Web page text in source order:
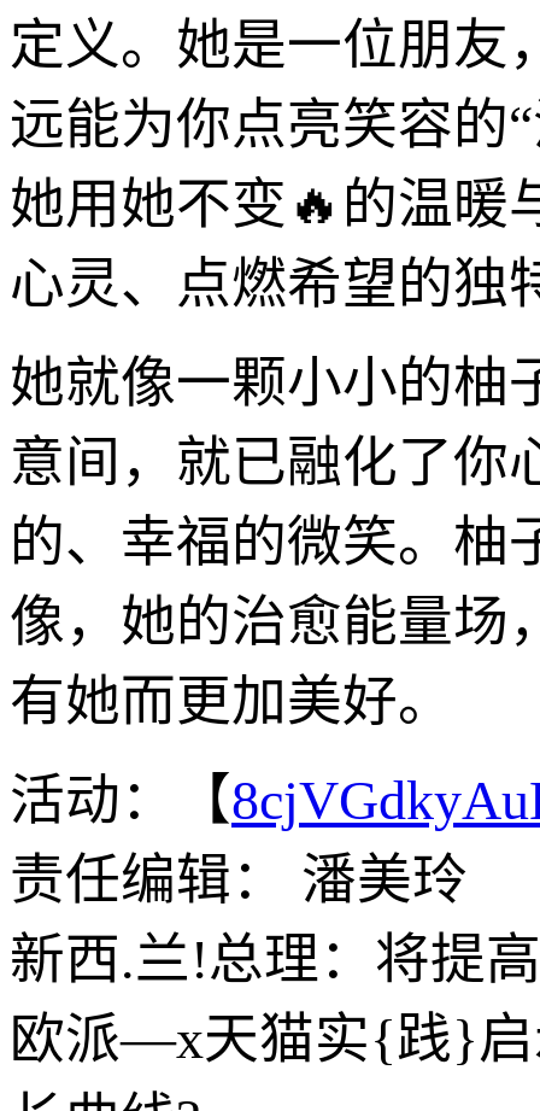
定义。她是一位朋友
远能为你点亮笑容的
她用她不变🔥的温暖
心灵、点燃希望的独
她就像一颗小小的柚
意间，就已融化了你
的、幸福的微笑。柚
像，她的治愈能量场
有她而更加美好。
活动：【
责任编辑： 潘美玲
新西.兰!总理：将提
欧派—x天猫实{践}启